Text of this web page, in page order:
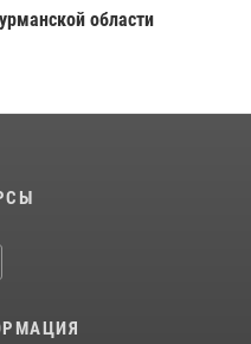
России
Росгвардии
от
области